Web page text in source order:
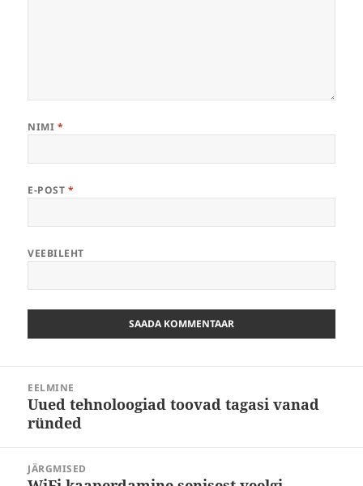
NIMI *
E-POST *
VEEBILEHT
EELMINE
Eelmine
postitus:
Uued tehnoloogiad toovad tagasi vanad
ründed
JÄRGMISED